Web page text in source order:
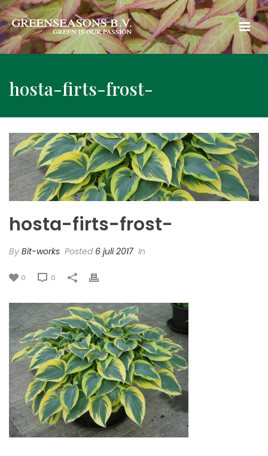
hosta-firts-frost-
hosta-firts-frost-
By Bit-works Posted 6 juli 2017 In
0 0